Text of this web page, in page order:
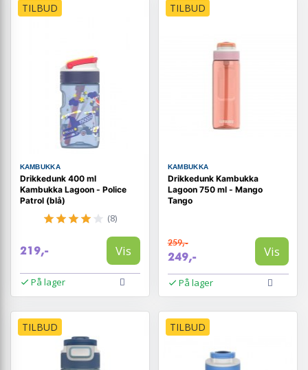
TILBUD
KAMBUKKA
Drikkedunk 400 ml
Kambukka Lagoon - Police
Patrol (blå)
(8)
219,- Vis
På lager
TILBUD
KAMBUKKA
Drikkedunk Kambukka
Lagoon 750 ml - Mango
Tango
259,-
249,- Vis
På lager
TILBUD TILBUD